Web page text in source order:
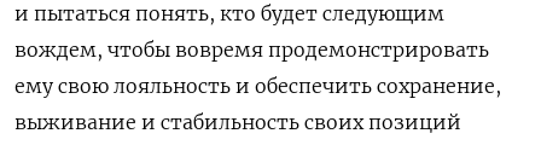
и пытаться понять, кто будет следующим
вождем, чтобы вовремя продемонстрировать
ему свою лояльность и обеспечить сохранение,
выживание и стабильность своих позиций